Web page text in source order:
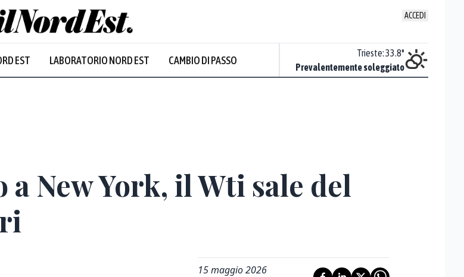
ACCEDI
EST LABORATORIO NORD EST CAMBIO DI PASSO
soleggiato
Sereno
Trieste:33.8°
Prevalentemente soleggiato
New York, il Wti sale del
15 maggio 2026